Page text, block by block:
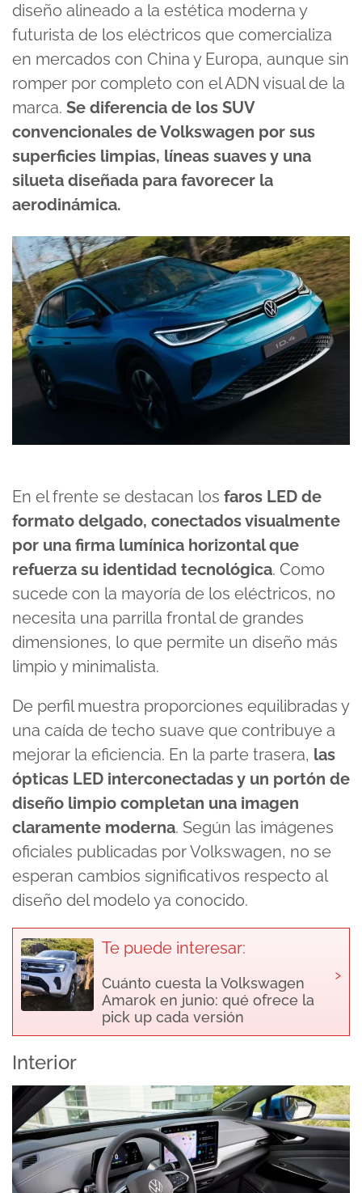
diseño alineado a la estética moderna y
futurista de los eléctricos que comercializa
en mercados con China y Europa, aunque sin
romper por completo con el ADN visual de la
marca. Se diferencia de los SUV
convencionales de Volkswagen por sus
superficies limpias, líneas suaves y una
silueta diseñada para favorecer la
aerodinámica.
En el frente se destacan los faros LED de
formato delgado, conectados visualmente
por una firma lumínica horizontal que
refuerza su identidad tecnológica. Como
sucede con la mayoría de los eléctricos, no
necesita una parrilla frontal de grandes
dimensiones, lo que permite un diseño más
limpio y minimalista.
De perfil muestra proporciones equilibradas y
una caída de techo suave que contribuye a
mejorar la eficiencia. En la parte trasera, las
ópticas LED interconectadas y un portón de
diseño limpio completan una imagen
claramente moderna. Según las imágenes
oficiales publicadas por Volkswagen, no se
esperan cambios significativos respecto al
diseño del modelo ya conocido.
Te puede interesar:
Cuánto cuesta la Volkswagen
Amarok en junio: qué ofrece la
pick up cada versión
›
Interior